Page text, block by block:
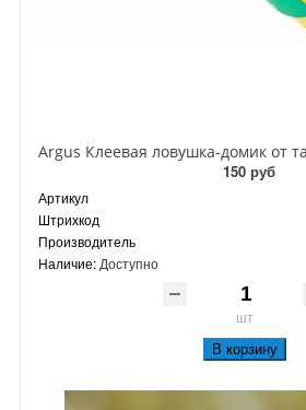
150 руб
Артикул
Штрихкод
Производитель
Наличие: Доступно
шт
В корзину